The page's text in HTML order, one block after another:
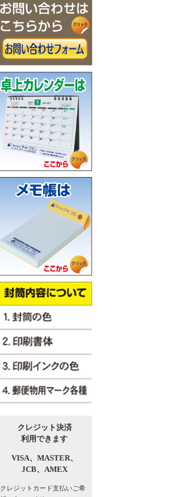
クレジット決済
利用できます
VISA、 MASTER、
JCB、 AMEX
クレジットカード支払いご希